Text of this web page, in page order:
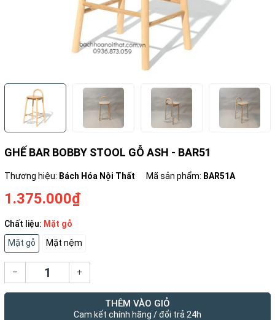
GHẾ BAR BOBBY STOOL GỖ ASH - BAR51
Thương hiệu: Bách Hóa Nội Thất Mã sản phẩm: BAR51A
1.375.000₫
Chất liệu: Mặt gỗ
Mặt gỗ
Mặt nệm
– +
THÊM VÀO GIỎ
Cam kết chính hãng / đổi trả 24h